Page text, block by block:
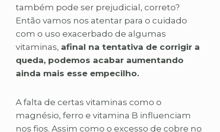
também pode ser prejudicial, correto?
Então vamos nos atentar para o cuidado
com o uso exacerbado de algumas
vitaminas, afinal na tentativa de corrigir a
queda, podemos acabar aumentando
ainda mais esse empecilho.
A falta de certas vitaminas como o
magnésio, ferro e vitamina B influenciam
nos fios. Assim como o excesso de cobre no